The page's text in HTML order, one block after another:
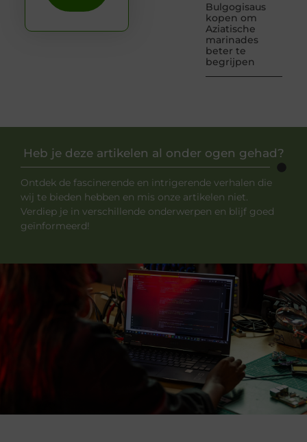
Bulgogisaus
kopen om
Aziatische
marinades
beter te
begrijpen
Heb je deze artikelen al onder ogen gehad?
Ontdek de fascinerende en intrigerende verhalen die
wij te bieden hebben en mis onze artikelen niet.
Verdiep je in verschillende onderwerpen en blijf goed
geïnformeerd!